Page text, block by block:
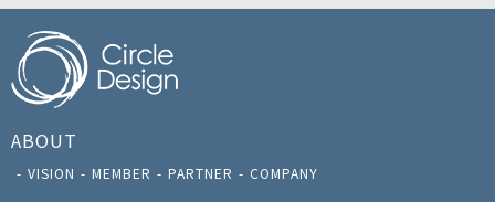
ABOUT
VISION MEMBER PARTNER COMPANY